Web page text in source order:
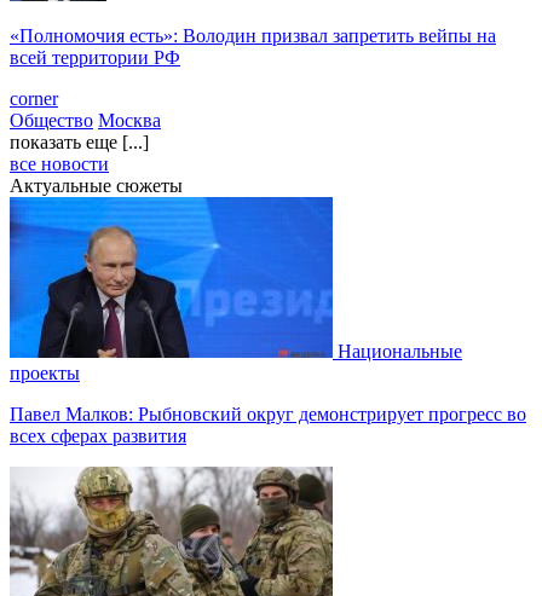
«Полномочия есть»: Володин призвал запретить вейпы на
всей территории РФ
corner
Общество Москва
показать еще [...]
все новости
Актуальные сюжеты
Национальные
проекты
Павел Малков: Рыбновский округ демонстрирует прогресс во
всех сферах развития